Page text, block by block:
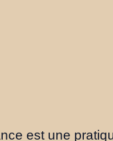
est une